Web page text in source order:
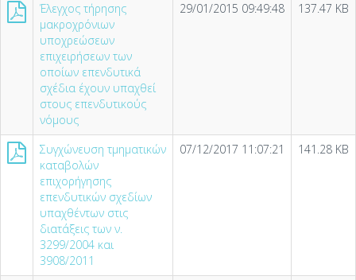
Έλεγχος τήρησης
μακροχρόνιων
υποχρεώσεων
επιχειρήσεων των
οποίων επενδυτικά
σχέδια έχουν υπαχθεί
στους επενδυτικούς
νόμους
29/01/2015 09:49:48 137.47 KB
Συγχώνευση τμηματικών
καταβολών
επιχορήγησης
επενδυτικών σχεδίων
υπαχθέντων στις
διατάξεις των ν.
3299/2004 και
3908/2011
07/12/2017 11:07:21 141.28 KB